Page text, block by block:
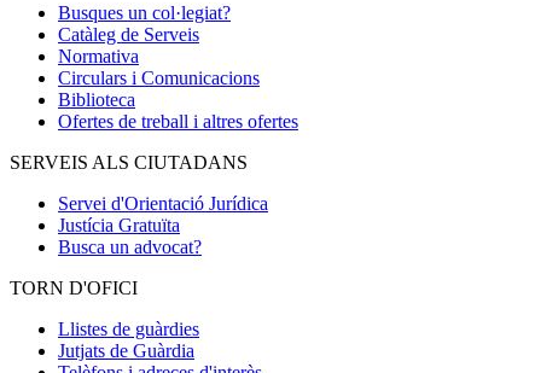
Busques un col·legiat?
Catàleg de Serveis
Normativa
Circulars i Comunicacions
Biblioteca
Ofertes de treball i altres ofertes
SERVEIS ALS CIUTADANS
Servei d'Orientació Jurídica
Justícia Gratuïta
Busca un advocat?
TORN D'OFICI
Llistes de guàrdies
Jutjats de Guàrdia